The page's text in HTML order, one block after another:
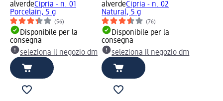
alverdeCipria - n. 01
Porcelain, 5 g
(56)
Disponibile per la
consegna
seleziona il negozio dm
alverdeCipria - n. 02
Natural, 5 g
(76)
Disponibile per la
consegna
seleziona il negozio dm